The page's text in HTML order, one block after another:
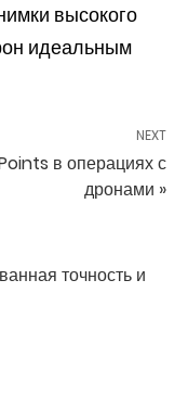
высокого
идеальным
NEXT
в операциях с
дронами »
точность и